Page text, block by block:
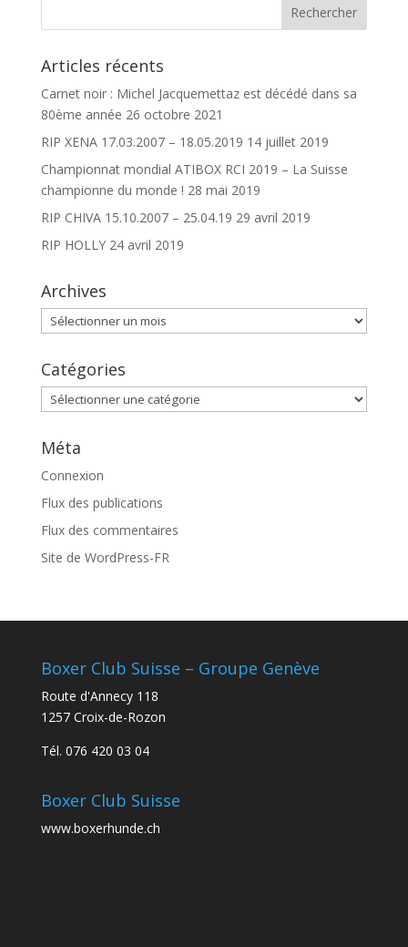
Articles récents
Carnet noir : Michel Jacquemettaz est décédé dans sa
80ème année 26 octobre 2021
RIP XENA 17.03.2007 – 18.05.2019 14 juillet 2019
Championnat mondial ATIBOX RCI 2019 – La Suisse
championne du monde ! 28 mai 2019
RIP CHIVA 15.10.2007 – 25.04.19 29 avril 2019
RIP HOLLY 24 avril 2019
Archives
Archives
Catégories
Catégories
Méta
Connexion
Flux des publications
Flux des commentaires
Site de WordPress-FR
Boxer Club Suisse – Groupe Genève
Route d'Annecy 118
1257 Croix-de-Rozon
Tél. 076 420 03 04
Boxer Club Suisse
www.boxerhunde.ch